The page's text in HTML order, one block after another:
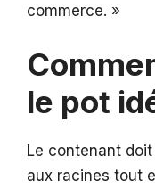
commerce. »
le pot
Le contenant
aux racines tout